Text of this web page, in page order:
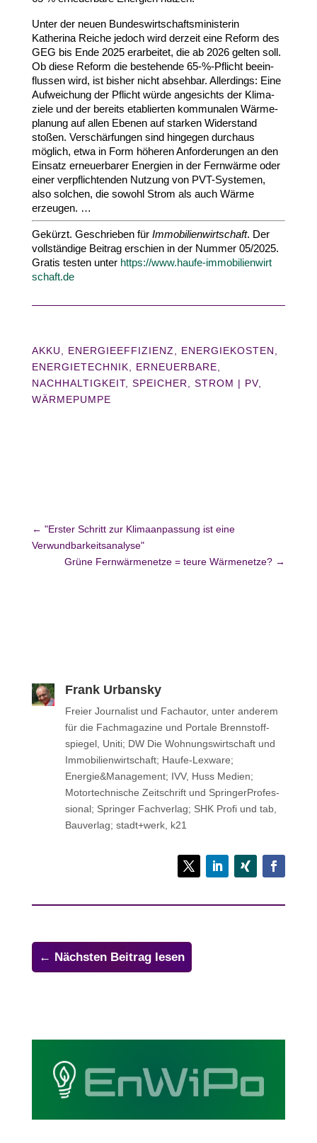
Unter der neuen Bundes­wirt­schafts­mi­nis­terin
Katherina Reiche jedoch wird derzeit eine Reform des
GEG bis Ende 2025erar­beitet, die ab 2026gelten soll.
Ob diese Reform die bestehende 65-%-Pflicht beein­
flussen wird, ist bisher nicht absehbar. Aller­dings: Eine
Aufwei­chung der Pflicht würde ange­sichts der Klima­
ziele und der bereits etablierten kommu­nalen Wärme­
planung auf allen Ebenen auf starken Wider­stand
stoßen. Verschär­fungen sind hingegen durchaus
möglich, etwa in Form höheren Anfor­de­rungen an den
Einsatz erneu­er­barer Energien in der Fernwärme oder
einer verpflich­tenden Nutzung von PVT-​Systemen,
also solchen, die sowohl Strom als auch Wärme
erzeugen. …
Gekürzt. Geschrieben für Immo­bi­li­en­wirt­schaft. Der
voll­ständige Beitrag erschien in der Nummer 05/​2025.
Gratis testen unter https://​www​.haufe​-immo​bi​li​en​wirt​
schaft​.de
AKKU ENERGIEEFFIZIENZ ENERGIEKOSTEN
ENERGIETECHNIK
ERNEUERBARE
NACHHALTIGKEIT, SPEICHER STROM | PV
WÄRMEPUMPE
← "Erster Schritt zur Klimaanpassung ist eine
Verwundbarkeitsanalyse"
Grüne Fernwärmenetze = teure Wärmenetze? →
Frank Urbansky
Freier Jour­na­list und Fach­au­tor, unter anderem
für die Fach­ma­ga­zine und Portale Brenn­stoff­
spie­gel, Uniti; DW Die Woh­nungs­wirt­schaft und
Immo­bi­li­en­wirt­schaft; Haufe-Lexware;
Energie&Management; IVV, Huss Medien;
Motor­tech­ni­sche Zeit­schrift und Sprin­ger­Pro­fes­
sio­nal; Sprin­ger Fachverlag; SHK Profi und tab,
Bau­ver­lag; stadt+werk, k21
← Nächsten Beitrag lesen